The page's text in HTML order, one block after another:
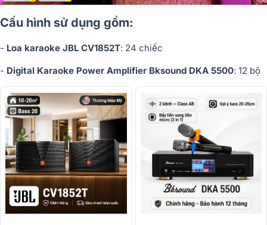
Cấu hình sử dụng gồm:
- Loa karaoke JBL CV1852T: 24 chiếc
- Digital Karaoke Power Amplifier Bksound DKA 5500: 12 bộ